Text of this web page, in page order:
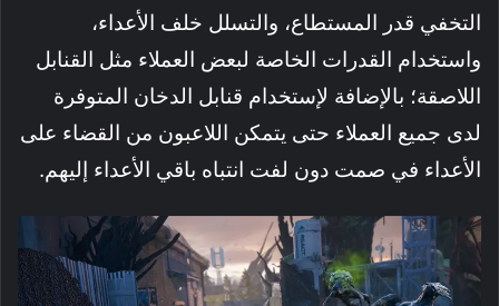
التخفي قدر المستطاع، والتسلل خلف الأعداء،
واستخدام القدرات الخاصة لبعض العملاء مثل القنابل
اللاصقة؛ بالإضافة لإستخدام قنابل الدخان المتوفرة
لدى جميع العملاء حتى يتمكن اللاعبون من القضاء على
الأعداء في صمت دون لفت انتباه باقي الأعداء إليهم.